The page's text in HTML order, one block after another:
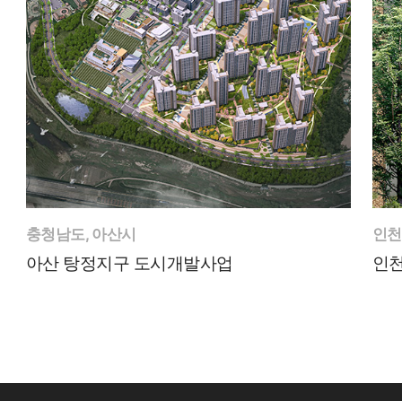
충청남도, 아산시
아산 탕정지구 도시개발사업
인
인